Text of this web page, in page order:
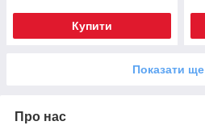
Купити
Показати ще
Про нас